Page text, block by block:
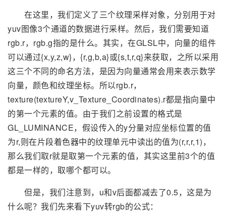
在这里，我们定义了三个纹理采样对象，分别用于对
yuv图像3个通道的数据进行采样。然后，我们需要知道
rgb.r，rgb.g指的是什么。其实，在GLSL中，向量的组件
可以通过{x,y,z,w}，{r,g,b,a}或{s,t,r,q}来获取，之所以采用
这三个不同的命名方法，是因为向量通常会用来表示数学
向量，颜色和纹理坐标。所以rgb.r，
texture(textureY,v_Texture_Coordinates).r都是指向量中
的第一个元素的值。由于我们之前设置的格式是
GL_LUMINANCE，假设传入的y分量对应坐标位置的值
为r,则在片段着色器中的纹理单元中读出的值为(r,r,r,1)，
那么我们取r就是取第一个元素的值，其实这里前3个的值
都是一样的，取哪个都可以。
但是，我们注意到，u和v后面都减去了0.5，这是为
什么呢？我们先来看下yuv转rgb的公式：